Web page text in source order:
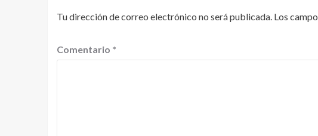
Tu dirección de correo electrónico no será publicada. Los
Comentario *